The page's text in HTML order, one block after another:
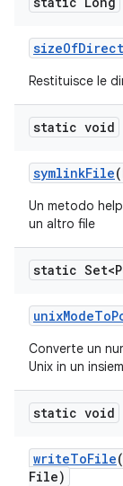
sizeOf
Restituisce le
static void
symlinkFile
Un metodo
un altro file
static
unixModeTo
Converte un
Unix in un
static void
writeToFile
File)